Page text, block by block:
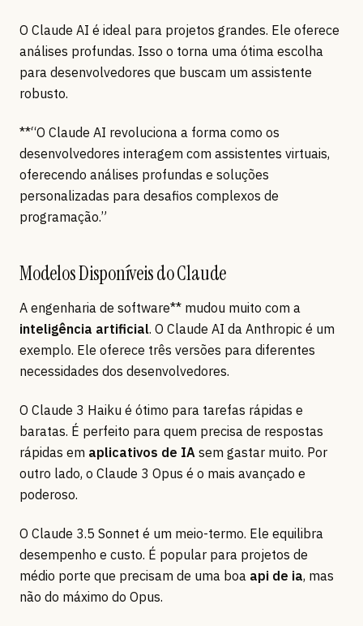
O Claude AI é ideal para projetos grandes. Ele oferece
análises profundas. Isso o torna uma ótima escolha
para desenvolvedores que buscam um assistente
robusto.
**“O Claude AI revoluciona a forma como os
desenvolvedores interagem com assistentes virtuais,
oferecendo análises profundas e soluções
personalizadas para desafios complexos de
programação.”
Modelos Disponíveis do Claude
A engenharia de software** mudou muito com a
inteligência artificial. O Claude AI da Anthropic é um
exemplo. Ele oferece três versões para diferentes
necessidades dos desenvolvedores.
O Claude 3 Haiku é ótimo para tarefas rápidas e
baratas. É perfeito para quem precisa de respostas
rápidas em aplicativos de IA sem gastar muito. Por
outro lado, o Claude 3 Opus é o mais avançado e
poderoso.
O Claude 3.5 Sonnet é um meio-termo. Ele equilibra
desempenho e custo. É popular para projetos de
médio porte que precisam de uma boa api de ia, mas
não do máximo do Opus.